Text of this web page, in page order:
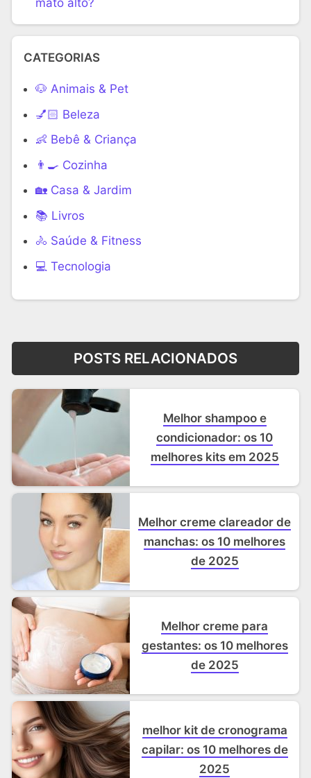
mato alto?
CATEGORIAS
🐶 Animais & Pet
💅🏻 Beleza
👶 Bebê & Criança
👨‍🍳 Cozinha
🏡 Casa & Jardim
📚 Livros
🚴 Saúde & Fitness
‍💻 Tecnologia
POSTS RELACIONADOS
Melhor shampoo e
condicionador: os 10
melhores kits em 2025
Melhor creme clareador de
manchas: os 10 melhores
de 2025
Melhor creme para
gestantes: os 10 melhores
de 2025
melhor kit de cronograma
capilar: os 10 melhores de
2025